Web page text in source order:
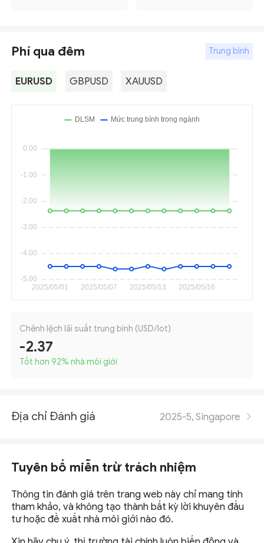
Phí qua đêm Trung bình
EURUSD GBPUSD XAUUSD
Chênh lệch lãi suất trung bình (USD/lot)
-2.37
Tốt hơn 92% nhà môi giới
Địa chỉ Đánh giá 2025-5, Singapore
Tuyên bố miễn trừ trách nhiệm
Thông tin đánh giá trên trang web này chỉ mang tính
tham khảo, và không tạo thành bất kỳ lời khuyên đầu
tư hoặc đề xuất nhà môi giới nào đó.